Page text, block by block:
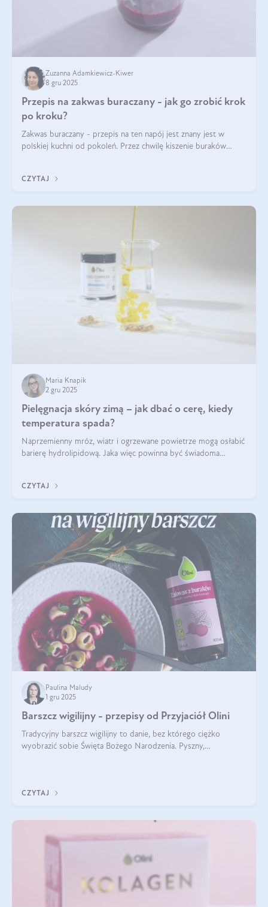
Zuzanna Adamkiewicz-Kiwer
8 gru 2025
Przepis na zakwas buraczany - jak go zrobić krok
po kroku?
Zakwas buraczany - przepis na ten napój jest znany jest w
polskiej kuchni od pokoleń. Przez chwilę kiszenie buraków
CZYTAJ
Maria Knapik
2 gru 2025
Pielęgnacja skóry zimą – jak dbać o cerę, kiedy
temperatura spada?
Naprzemienny mróz, wiatr i ogrzewane powietrze mogą osłabić
barierę hydrolipidową. Jaka więc powinna być świadoma
CZYTAJ
Paulina Maludy
1 gru 2025
Barszcz wigilijny - przepisy od Przyjaciół Olini
Tradycyjny barszcz wigilijny to danie, bez którego ciężko
wyobrazić sobie Święta Bożego Narodzenia. Pyszny,
CZYTAJ